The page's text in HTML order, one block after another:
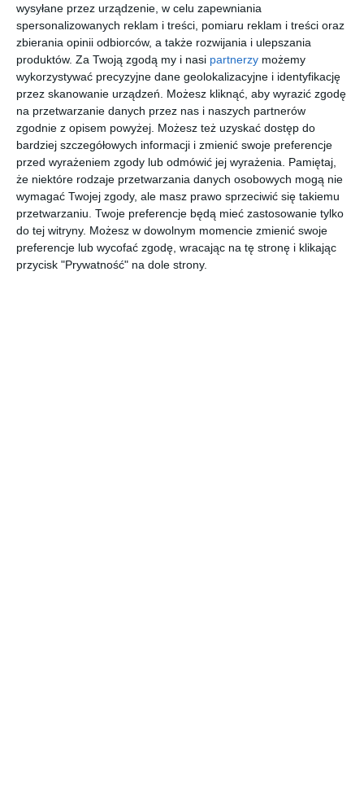
wysyłane przez urządzenie, w celu zapewniania
spersonalizowanych reklam i treści, pomiaru reklam i treści oraz
zbierania opinii odbiorców, a także rozwijania i ulepszania
produktów. Za Twoją zgodą my i nasi partnerzy możemy
wykorzystywać precyzyjne dane geolokalizacyjne i identyfikację
przez skanowanie urządzeń. Możesz kliknąć, aby wyrazić zgodę
na przetwarzanie danych przez nas i naszych partnerów
zgodnie z opisem powyżej. Możesz też uzyskać dostęp do
bardziej szczegółowych informacji i zmienić swoje preferencje
przed wyrażeniem zgody lub odmówić jej wyrażenia.
Pamiętaj,
że niektóre rodzaje przetwarzania danych osobowych mogą nie
wymagać Twojej zgody, ale masz prawo sprzeciwić się takiemu
przetwarzaniu. Twoje preferencje będą mieć zastosowanie tylko
do tej witryny. Możesz w dowolnym momencie zmienić swoje
preferencje lub wycofać zgodę, wracając na tę stronę i klikając
przycisk "Prywatność" na dole strony.
INSPIRACJA
Łazienka z szarą ścianą i
dużym lustrem
Mała łazienka z szarą ścianą i dużym lustrem.
AUTOR: Redakcja AboutDecor
DODAJ DO ULUBIONYCH
UDOSTĘPNIJ
Komentarze